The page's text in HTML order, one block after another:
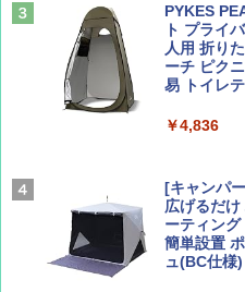
￥713
サライ
￥2,479
ァキア
￥2,277
04 地球の
島 5訂版
PYKES
ト プライ
人用 折り
ーチ ピク
易 トイレ
￥4,836
[キャンパ
広げるだ
ーティン
簡単設置
ュ(BC仕様